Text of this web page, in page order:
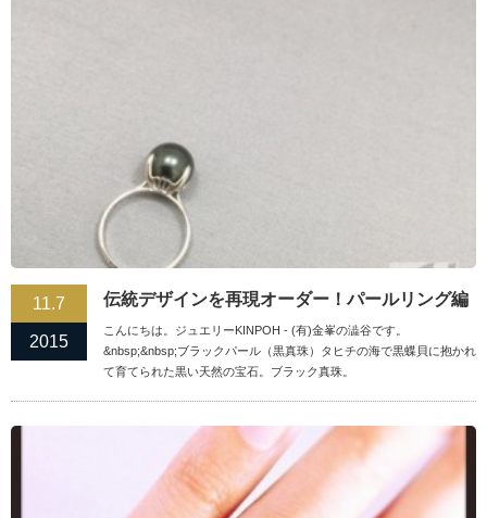
11.7
2015
伝統デザインを再現オーダー！パールリング編
こんにちは。ジュエリーKINPOH - (有)金峯の澁谷です。
&nbsp;&nbsp;ブラックパール（黒真珠）タヒチの海で黒蝶貝に抱かれ
て育てられた黒い天然の宝石。ブラック真珠。